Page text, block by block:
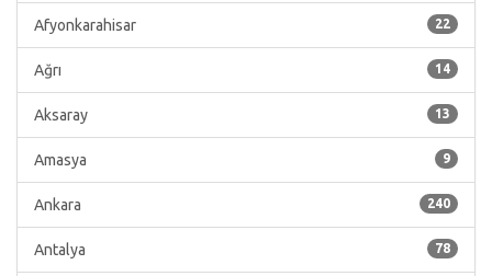
22
Afyonkarahisar
14
Ağrı
13
Aksaray
9
Amasya
240
Ankara
78
Antalya